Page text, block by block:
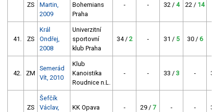
ZS
Martin,
2009
Bohemians
Praha
- - 32 / 4 22 / 14
41. ZS
Král
Ondřej,
2008
Univerzitní
sportovní
klub Praha
34 / 2 - 31 / 5 30 / 6
42. ZM
Semerád
Vít, 2010
Klub
Kanoistika
Roudnice n.L.
- - 33 / 3 -
ZS
Šefčík
Václav,
KK Opava - 29 / 7 - -